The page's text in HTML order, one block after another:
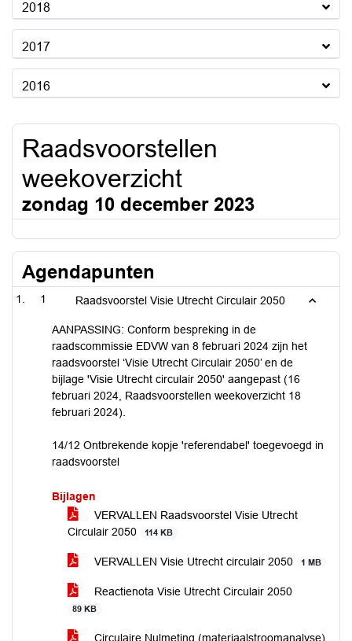
2018
2017
2016
Raadsvoorstellen
weekoverzicht
zondag 10 december 2023
Agendapunten
1 Raadsvoorstel Visie Utrecht Circulair 2050
AANPASSING: Conform bespreking in de
raadscommissie EDVW van 8 februari 2024 zijn het
raadsvoorstel ‘Visie Utrecht Circulair 2050’ en de
bijlage 'Visie Utrecht circulair 2050' aangepast (16
februari 2024, Raadsvoorstellen weekoverzicht 18
februari 2024).
14/12 Ontbrekende kopje 'referendabel' toegevoegd in
raadsvoorstel
Bijlagen
VERVALLEN Raadsvoorstel Visie Utrecht
Circulair 2050
114 KB
VERVALLEN Visie Utrecht circulair 2050 1 MB
Reactienota Visie Utrecht Circulair 2050
89 KB
Circulaire Nulmeting (materiaalstroomanalyse)